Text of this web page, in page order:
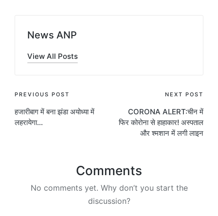
News ANP
View All Posts
Post
navigation
PREVIOUS POST
हजारीबाग में बना झंडा अयोध्या में
लहरायेगा…
NEXT POST
CORONA ALERT:चीन में
फिर कोरोना से हाहाकार! अस्पताल
और श्मशान में लगी लाइन
Comments
No comments yet. Why don’t you start the
discussion?